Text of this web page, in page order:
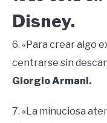
Disney.
6. «Para crear algo
centrarse sin
Giorgio Armani.
7. «La minuciosa